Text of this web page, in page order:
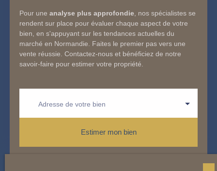
Pour une analyse plus approfondie , nos spécialistes se
rendent sur place pour évaluer chaque aspect de votre
bien, en s'appuyant sur les tendances actuelles du
marché en Normandie. Faites le premier pas vers une
vente réussie. Contactez-nous et bénéficiez de notre
savoir-faire pour estimer votre propriété.
Adresse de votre bien
Estimer mon bien